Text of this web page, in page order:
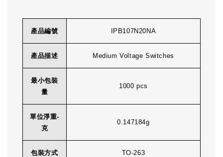
產品編號 IPB107N20NA
產品描述 Medium Voltage Switches
最小包裝
量
1000 pcs
單位淨重-
克
0.147184g
包裝方式 TO-263